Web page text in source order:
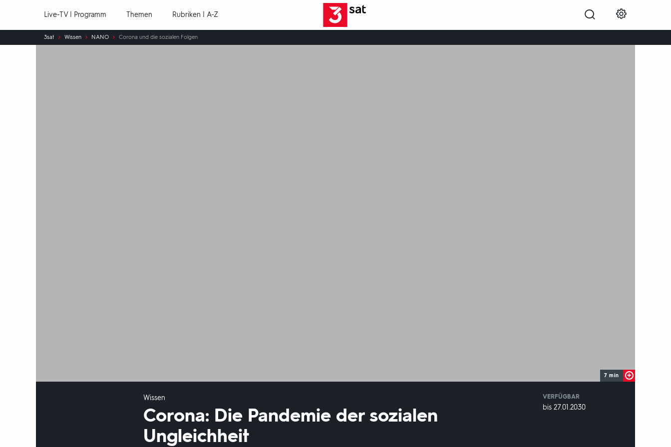
Live-TV | Programm Themen Rubriken | A-Z
Sie
sind
3sat Wissen NANO Corona und die sozialen Folgen
7 min
Wissen
Corona: Die Pandemie der sozialen
Ungleichheit
VERFÜGBAR
weltweit
VERFÜGBAR
bis 27.01.2030